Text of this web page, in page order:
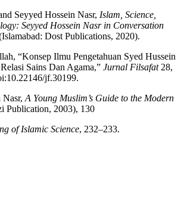
Seyyed Hossein Nasr, Islam, Science,
Seyyed Hossein Nasr in Conversation
Dost Publications, 2020).
“Konsep Ilmu Pengetahuan Syed Hussein
Sains Dan Agama,” Jurnal Filsafat28,
jf.30199.
Nasr, A Young Muslim’s Guide to the Modern
Publication, 2003), 130
of Islamic Science, 232–233.